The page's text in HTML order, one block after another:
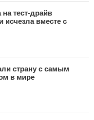
тест-драйв
исчезла вместе с
страну с самым
в мире